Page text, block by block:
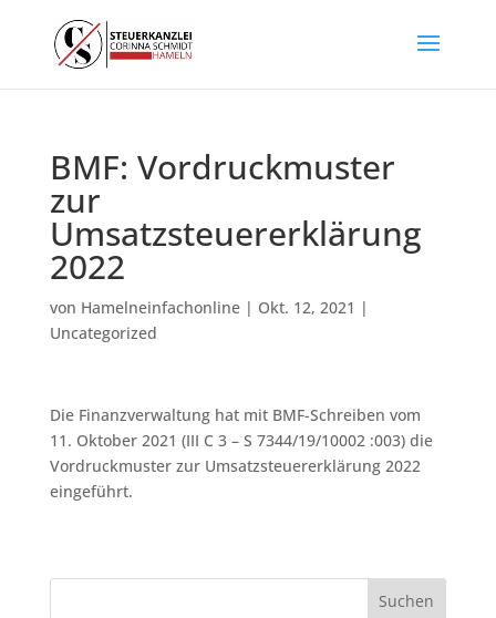
BMF: Vordruckmuster
zur
Umsatzsteuererklärung
2022
von Hamelneinfachonline| Okt. 12, 2021 |
Uncategorized
Die Finanzverwaltung hat mit BMF-Schreiben vom
11. Oktober 2021 (III C 3 – S 7344/19/10002 :003) die
Vordruckmuster zur Umsatzsteuererklärung 2022
eingeführt.